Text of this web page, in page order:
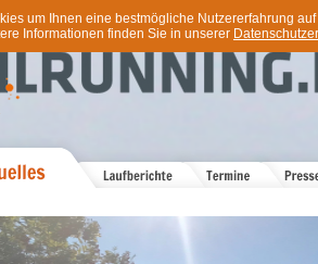
um Ihnen eine bestmögliche Nutzererfahrung
Informationen finden Sie in unserer